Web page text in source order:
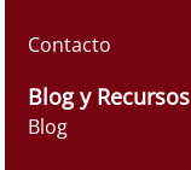
Contacto
Blog y Recursos
Blog